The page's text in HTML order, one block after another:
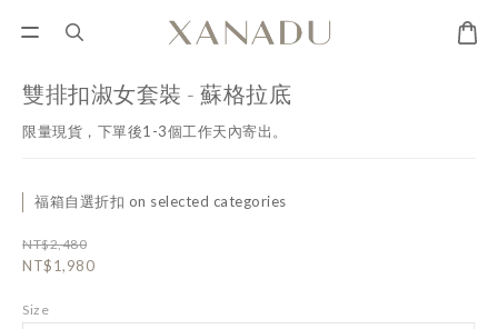
雙排扣淑女套裝 - 蘇格拉底
限量現貨，下單後1-3個工作天內寄出。
福箱自選折扣 on selected categories
NT$2,480
NT$1,980
Size